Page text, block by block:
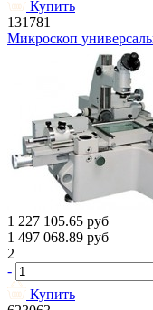
Купить
131781
Микроскоп
1 227 105.65 руб
1 497 068.89 руб
2
-
Купить